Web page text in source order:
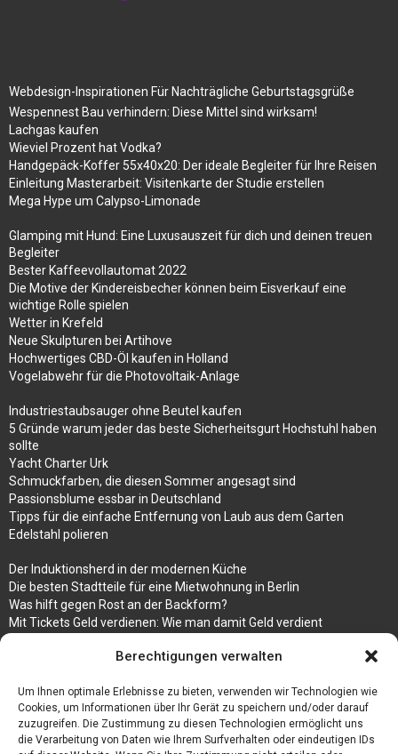
Berechtigungen verwalten
Um Ihnen optimale Erlebnisse zu bieten, verwenden wir Technologien wie
Cookies, um Informationen über Ihr Gerät zu speichern und/oder darauf
zuzugreifen. Die Zustimmung zu diesen Technologien ermöglicht uns
die Verarbeitung von Daten wie Ihrem Surfverhalten oder eindeutigen IDs
Webdesign-Inspirationen Für Nachträgliche Geburtstagsgrüße
Wespennest Bau verhindern: Diese Mittel sind wirksam!
Lachgas kaufen
Wieviel Prozent hat Vodka?
Handgepäck-Koffer 55x40x20: Der ideale Begleiter für Ihre Reisen
Einleitung Masterarbeit: Visitenkarte der Studie erstellen
Mega Hype um Calypso-Limonade
Glamping mit Hund: Eine Luxusauszeit für dich und deinen treuen
Begleiter
Bester Kaffeevollautomat 2022
Die Motive der Kindereisbecher können beim Eisverkauf eine
wichtige Rolle spielen
Wetter in Krefeld
Neue Skulpturen bei Artihove
Hochwertiges CBD-Öl kaufen in Holland
Vogelabwehr für die Photovoltaik-Anlage
Industriestaubsauger ohne Beutel kaufen
5 Gründe warum jeder das beste Sicherheitsgurt Hochstuhl haben
sollte
Yacht Charter Urk
Schmuckfarben, die diesen Sommer angesagt sind
Passionsblume essbar in Deutschland
Tipps für die einfache Entfernung von Laub aus dem Garten
Edelstahl polieren
Der Induktionsherd in der modernen Küche
Die besten Stadtteile für eine Mietwohnung in Berlin
Was hilft gegen Rost an der Backform?
Mit Tickets Geld verdienen: Wie man damit Geld verdient
Bedruckte Fliesen mit Bild, das eine ganz besondere Bedeutung für
Vegane Mode. Wie passen vegane Schuhe zu den aktuellen Trends?